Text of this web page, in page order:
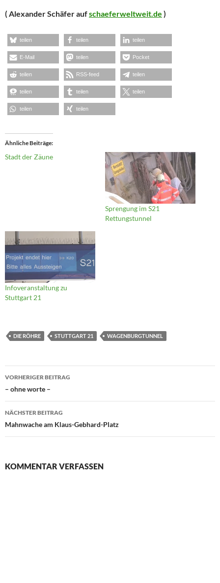
( Alexander Schäfer aufschaeferweltweit.de )
teilen teilen teilen
E-Mail teilen Pocket
teilen RSS-feed teilen
teilen teilen teilen
teilen teilen
Ähnliche Beiträge
Stadt der Zäune
Sprengung im S21
Rettungstunnel
Infoveranstaltung zu
Stuttgart 21
DIE RÖHRE STUTTGART 21 WAGENBURGTUNNEL
Beitragsnavigation
VORHERIGER BEITRAG
– ohne worte –
NÄCHSTER BEITRAG
Mahnwache am Klaus-Gebhard-Platz
KOMMENTAR VERFASSEN